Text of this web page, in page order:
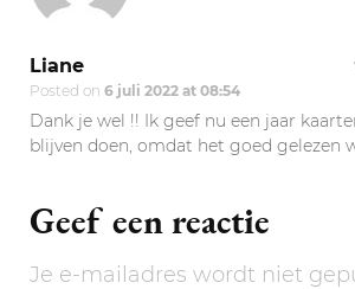
Liane
Posted on 6 juli 2022 at 08:54
Dank je wel !! Ik geef nu een jaar
blijven doen, omdat het goed gelezen
Geef een reactie
Je e-mailadres wordt niet